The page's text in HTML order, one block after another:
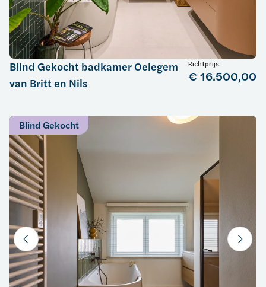
Blind Gekocht badkamer Oelegem
van Britt en Nils
Richtprijs
€ 16.500,00
Blind Gekocht